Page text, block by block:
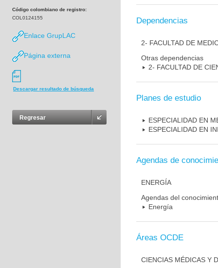
Código colombiano de registro:
COL0124155
Enlace GrupLAC
Página externa
Descargar resultado de búsqueda
Regresar
Dependencias
2- FACULTAD DE
Otras dependencias
2- FACULTAD DE
Planes de estudio
ESPECIALIDAD EN
ESPECIALIDAD EN
Agendas de
ENERGÍA
Agendas del
Energía
Áreas OCDE
CIENCIAS MÉDICAS Y